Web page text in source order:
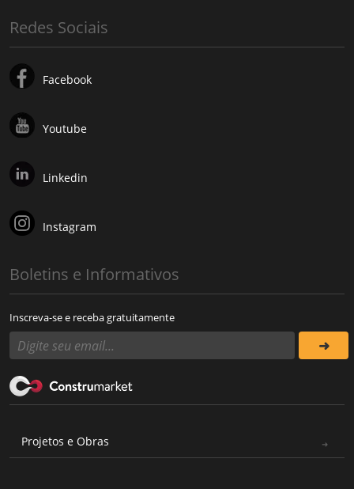
Redes Sociais
Facebook
Youtube
Linkedin
Instagram
Boletins e Informativos
Inscreva-se e receba gratuitamente
Projetos e Obras